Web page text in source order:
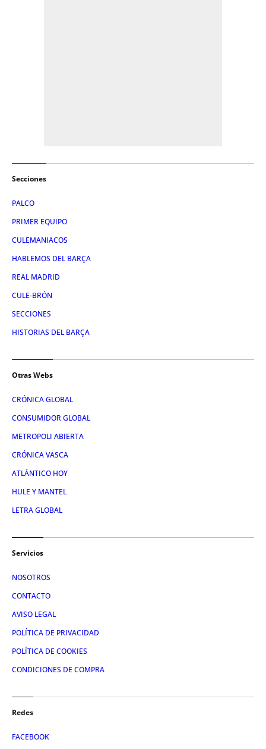
Secciones
PALCO
PRIMER EQUIPO
CULEMANIACOS
HABLEMOS DEL BARÇA
REAL MADRID
CULE-BRÓN
SECCIONES
HISTORIAS DEL BARÇA
Otras Webs
CRÓNICA GLOBAL
CONSUMIDOR GLOBAL
METROPOLI ABIERTA
CRÓNICA VASCA
ATLÁNTICO HOY
HULE Y MANTEL
LETRA GLOBAL
Servicios
NOSOTROS
CONTACTO
AVISO LEGAL
POLÍTICA DE PRIVACIDAD
POLÍTICA DE COOKIES
CONDICIONES DE COMPRA
Redes
FACEBOOK